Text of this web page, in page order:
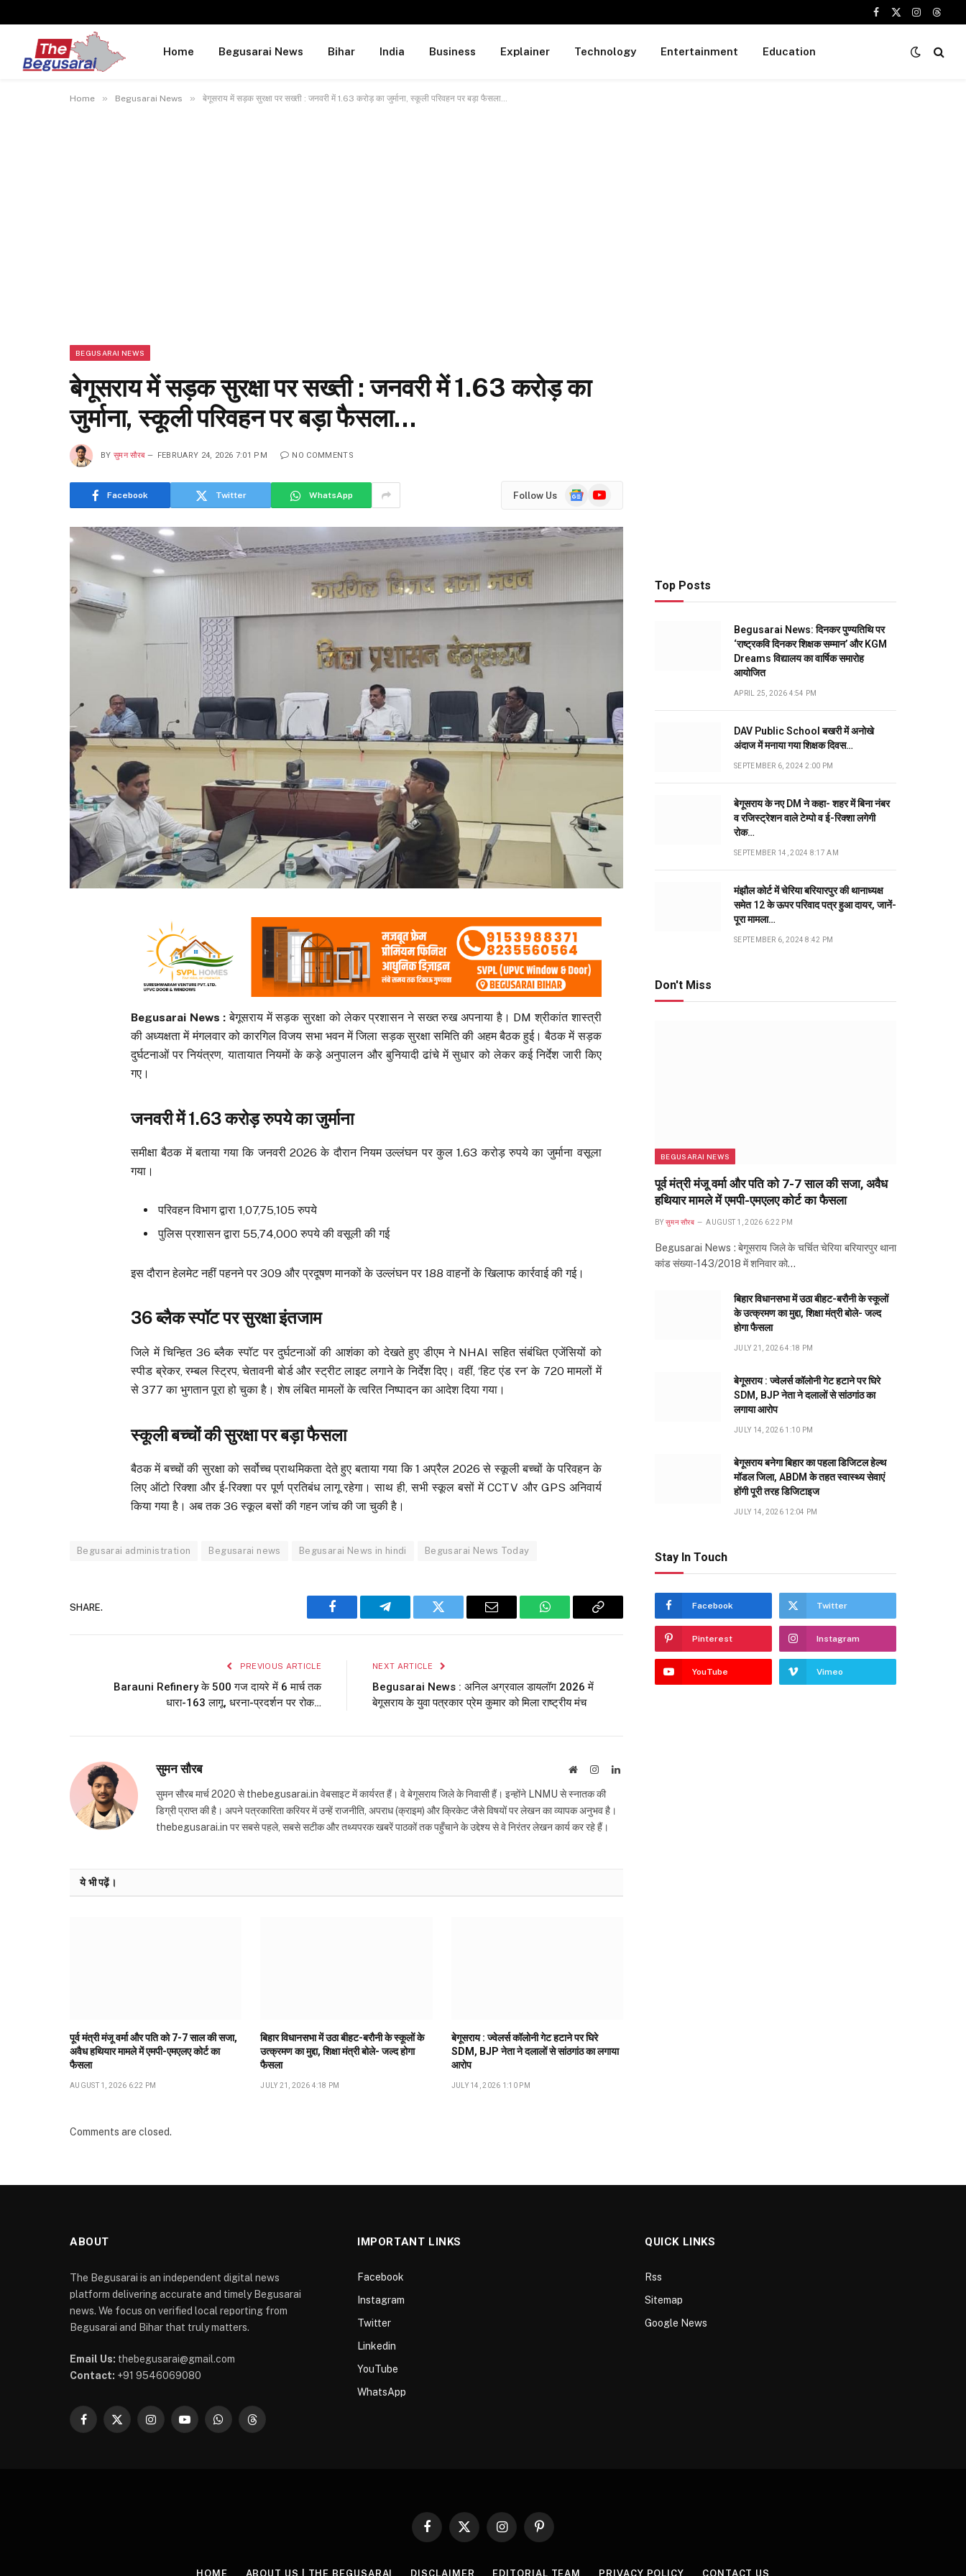
Facebook
X
Instagram
Home Begusarai News Bihar India Business Explainer Technology Entertainment Education
Home » Begusarai News » बेगूसराय में सड़क सुरक्षा पर सख्ती : जनवरी में 1.63 करोड़ का जुर्माना, स्कूली परिवहन पर बड़ा फैसला…
BEGUSARAI NEWS
बेगूसराय में सड़क सुरक्षा पर सख्ती : जनवरी में 1.63 करोड़ का
जुर्माना, स्कूली परिवहन पर बड़ा फैसला…
BY सुमन सौरब FEBRUARY 24, 2026 7:01 PM NO COMMENTS
Facebook Twitter WhatsApp Follow Us
GoogleYouTube
Begusarai News :बेगूसराय में सड़क सुरक्षा को लेकर प्रशासन ने सख्त रुख अपनाया है। DM श्रीकांत शास्त्री
की अध्यक्षता में मंगलवार को कारगिल विजय सभा भवन में जिला सड़क सुरक्षा समिति की अहम बैठक हुई। बैठक में सड़क
दुर्घटनाओं पर नियंत्रण, यातायात नियमों के कड़े अनुपालन और बुनियादी ढांचे में सुधार को लेकर कई निर्देश जारी किए
गए।
जनवरी में 1.63 करोड़ रुपये का जुर्माना
समीक्षा बैठक में बताया गया कि जनवरी 2026 के दौरान नियम उल्लंघन पर कुल 1.63 करोड़ रुपये का जुर्माना वसूला
गया।
परिवहन विभाग द्वारा 1,07,75,105 रुपये
पुलिस प्रशासन द्वारा 55,74,000 रुपये की वसूली की गई
इस दौरान हेलमेट नहीं पहनने पर 309 और प्रदूषण मानकों के उल्लंघन पर 188 वाहनों के खिलाफ कार्रवाई की गई।
36 ब्लैक स्पॉट पर सुरक्षा इंतजाम
जिले में चिन्हित 36 ब्लैक स्पॉट पर दुर्घटनाओं की आशंका को देखते हुए डीएम ने NHAI सहित संबंधित एजेंसियों को
स्पीड ब्रेकर, रम्बल स्ट्रिप, चेतावनी बोर्ड और स्ट्रीट लाइट लगाने के निर्देश दिए। वहीं, ‘हिट एंड रन’ के 720 मामलों में
से 377 का भुगतान पूरा हो चुका है। शेष लंबित मामलों के त्वरित निष्पादन का आदेश दिया गया।
स्कूली बच्चों की सुरक्षा पर बड़ा फैसला
बैठक में बच्चों की सुरक्षा को सर्वोच्च प्राथमिकता देते हुए बताया गया कि 1 अप्रैल 2026 से स्कूली बच्चों के परिवहन के
लिए ऑटो रिक्शा और ई-रिक्शा पर पूर्ण प्रतिबंध लागू रहेगा। साथ ही, सभी स्कूल बसों में CCTV और GPS अनिवार्य
किया गया है। अब तक 36 स्कूल बसों की गहन जांच की जा चुकी है।
Begusarai administration Begusarai news Begusarai News in hindi Begusarai News Today
SHARE.
Facebook Telegram Twitter Email WhatsAppCopy
PREVIOUS ARTICLE
Barauni Refinery के 500 गज दायरे में 6 मार्च तक
धारा-163 लागू, धरना-प्रदर्शन पर रोक…
NEXT ARTICLE
Begusarai News : अनिल अग्रवाल डायलॉग 2026 में
बेगूसराय के युवा पत्रकार प्रेम कुमार को मिला राष्ट्रीय मंच
सुमन सौरब WebsiteInstagramLinkedIn
सुमन सौरब मार्च 2020 से thebegusarai.in वेबसाइट में कार्यरत हैं। वे बेगूसराय जिले के निवासी हैं। इन्होंने LNMU से स्नातक की
डिग्री प्राप्त की है। अपने पत्रकारिता करियर में उन्हें राजनीति, अपराध (क्राइम) और क्रिकेट जैसे विषयों पर लेखन का व्यापक अनुभव है।
thebegusarai.in पर सबसे पहले, सबसे सटीक और तथ्यपरक खबरें पाठकों तक पहुँचाने के उद्देश्य से वे निरंतर लेखन कार्य कर रहे हैं।
ये भी पढ़ें।
पूर्व मंत्री मंजू वर्मा और पति को 7-7 साल की सजा,
अवैध हथियार मामले में एमपी-एमएलए कोर्ट का
फैसला
AUGUST 1, 2026 6:22 PM
बिहार विधानसभा में उठा बीहट-बरौनी के स्कूलों के
उत्क्रमण का मुद्दा, शिक्षा मंत्री बोले- जल्द होगा
फैसला
JULY 21, 2026 4:18 PM
बेगूसराय : ज्वेलर्स कॉलोनी गेट हटाने पर घिरे
SDM, BJP नेता ने दलालों से सांठगांठ का लगाया
आरोप
JULY 14, 2026 1:10 PM
Comments are closed.
Top Posts
Begusarai News: दिनकर पुण्यतिथि पर
‘राष्ट्रकवि दिनकर शिक्षक सम्मान’ और KGM
Dreams विद्यालय का वार्षिक समारोह
आयोजित
APRIL 25, 2026 4:54 PM
DAV Public School बखरी में अनोखे
अंदाज में मनाया गया शिक्षक दिवस…
SEPTEMBER 6, 2024 2:00 PM
बेगूसराय के नए DM ने कहा- शहर में बिना नंबर
व रजिस्ट्रेशन वाले टेम्पो व ई-रिक्शा लगेगी
रोक…
SEPTEMBER 14, 2024 8:17 AM
मंझौल कोर्ट में चेरिया बरियारपुर की थानाध्यक्ष
समेत 12 के ऊपर परिवाद पत्र हुआ दायर, जानें-
पूरा मामला…
SEPTEMBER 6, 2024 8:42 PM
Don't Miss
BEGUSARAI NEWS
पूर्व मंत्री मंजू वर्मा और पति को 7-7 साल की सजा, अवैध
हथियार मामले में एमपी-एमएलए कोर्ट का फैसला
BY सुमन सौरब AUGUST 1, 2026 6:22 PM
Begusarai News : बेगूसराय जिले के चर्चित चेरिया बरियारपुर थाना
कांड संख्या-143/2018 में शनिवार को…
बिहार विधानसभा में उठा बीहट-बरौनी के स्कूलों
के उत्क्रमण का मुद्दा, शिक्षा मंत्री बोले- जल्द
होगा फैसला
JULY 21, 2026 4:18 PM
बेगूसराय : ज्वेलर्स कॉलोनी गेट हटाने पर घिरे
SDM, BJP नेता ने दलालों से सांठगांठ का
लगाया आरोप
JULY 14, 2026 1:10 PM
बेगूसराय बनेगा बिहार का पहला डिजिटल हेल्थ
मॉडल जिला, ABDM के तहत स्वास्थ्य सेवाएं
होंगी पूरी तरह डिजिटाइज
JULY 14, 2026 12:04 PM
Stay In Touch
Facebook Twitter
Pinterest Instagram
YouTube Vimeo
ABOUT
The Begusarai is an independent digital news
platform delivering accurate and timely Begusarai
news. We focus on verified local reporting from
Begusarai and Bihar that truly matters.
Email Us: thebegusarai@gmail.com
Contact: +91 9546069080
Facebook
X
InstagramYouTubeWhatsAppThreads
IMPORTANT LINKS
Facebook
Instagram
Twitter
Linkedin
YouTube
WhatsApp
QUICK LINKS
Rss
Sitemap
Google News
Facebook
X
InstagramPinterest
HOME ABOUT US | THE BEGUSARAI DISCLAIMER EDITORIAL TEAM PRIVACY POLICY CONTACT US